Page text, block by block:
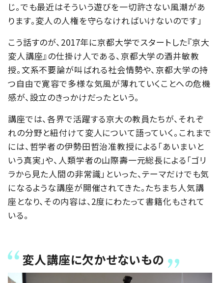
じ。でも最近はそういう遊びを一切許さない風潮があ
ります。変人の人権を守らなければいけないのです」
こう話すのが、2017年に京都大学でスタートした『京大
変人講座』の仕掛け人である、京都大学の酒井敏教
授。文系不要論が叫ばれる社会情勢や、京都大学の持
つ自由で寛容で多様な気風が薄れていくことへの危機
感が、設立のきっかけだったという。
講座では、各界で活躍する京大の教員たちが、それぞ
れの分野と紐付けて変人について語っていく。これまで
には、哲学者の伊勢田哲治准教授による「あいまいと
いう真実」や、人類学者の山際壽一元総長による「ゴリ
ラから見た人間の非常識」といった、テーマだけでも気
になるような講座が開催されてきた。たちまち人気講
座となり、その内容は、2度にわたって書籍化もされて
いる。
変人講座に欠かせないもの